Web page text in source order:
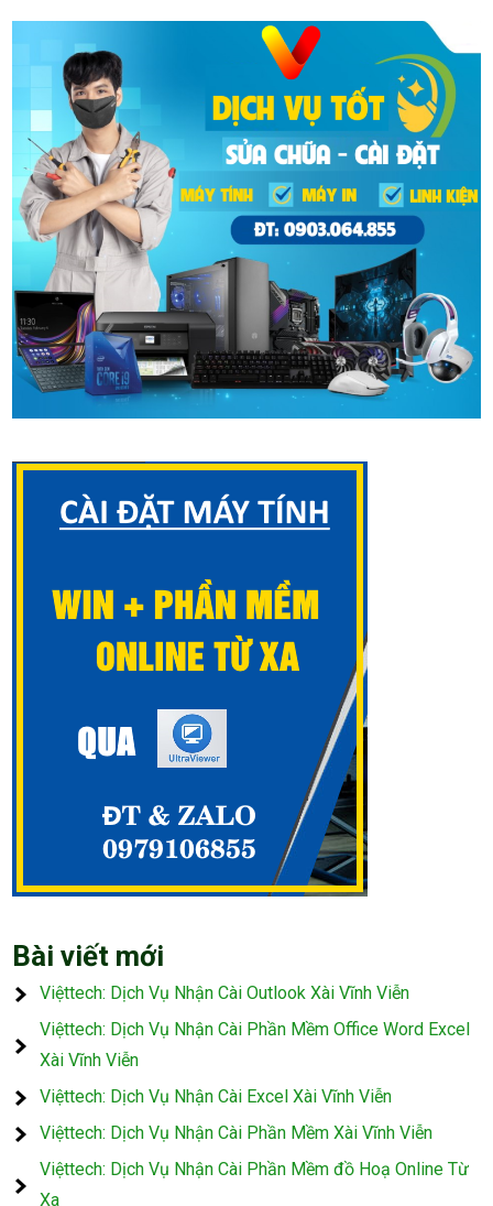
Bài viết mới
Việttech: Dịch Vụ Nhận Cài Outlook Xài Vĩnh Viễn
Việttech: Dịch Vụ Nhận Cài Phần Mềm Office Word Excel
Xài Vĩnh Viễn
Việttech: Dịch Vụ Nhận Cài Excel Xài Vĩnh Viễn
Việttech: Dịch Vụ Nhận Cài Phần Mềm Xài Vĩnh Viễn
Việttech: Dịch Vụ Nhận Cài Phần Mềm đồ Hoạ Online Từ
Xa